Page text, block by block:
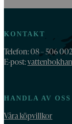
KONTAKT
Telefon: 08 – 506
E-post:
HANDLA AV OSS
Våra köpvillkor